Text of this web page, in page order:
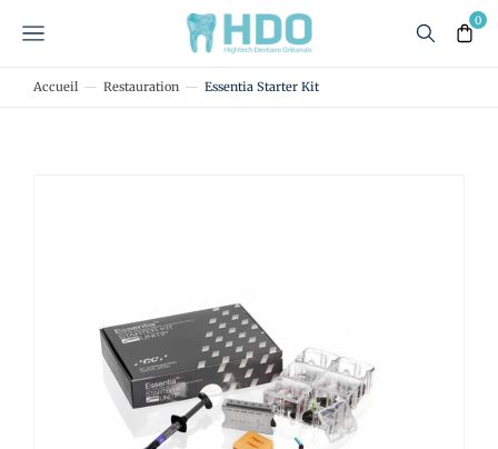
Vous êtes ici :
Accueil Restauration Essentia Starter Kit